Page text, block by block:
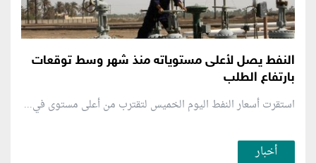
النفط يصل لأعلى مستوياته منذ شهر وسط توقعات
بارتفاع الطلب
استقرت أسعار النفط اليوم الخميس لتقترب من أعلى مستوى في...
أخبار